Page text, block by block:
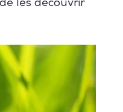
les découvrir